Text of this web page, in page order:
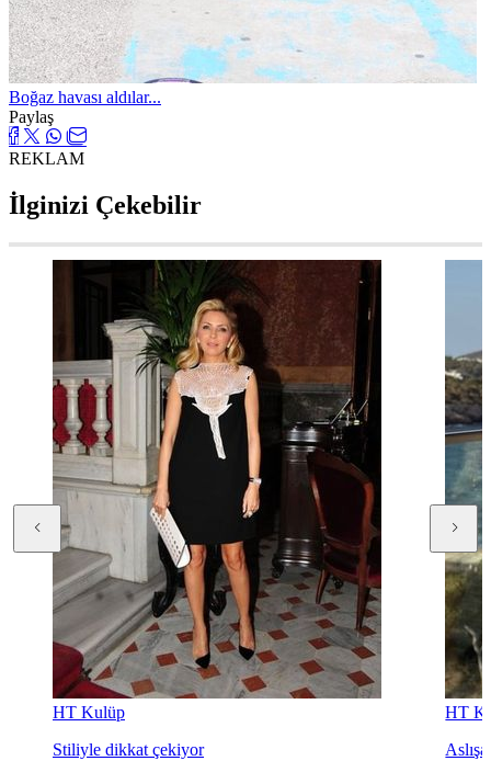
Boğaz havası aldılar...
Paylaş
REKLAM
İlginizi Çekebilir
HT Kulüp
Stiliyle dikkat çekiyor
HT